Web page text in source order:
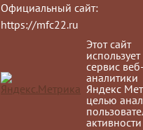
Официальный сайт:
https://mfc22.ru
Этот сайт
использует
сервис
аналитики
Яндекс
целью
активности